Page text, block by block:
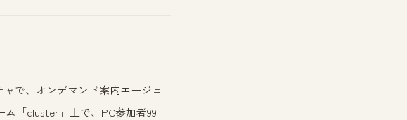
で、オンデマンド案内エージェ
「cluster」上で、PC参加者99